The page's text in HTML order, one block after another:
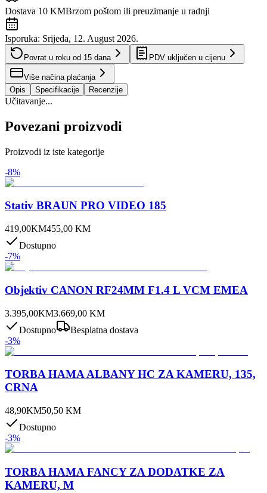
Dostava 10 KMBrzom poštom ili preuzimanje u radnji
Isporuka: Srijeda, 12. August 2026.
Povrat u roku od 15 dana PDV uključen u cijenu
Više načina plaćanja
Opis
Specifikacije Recenzije
Učitavanje...
Povezani proizvodi
Proizvodi iz iste kategorije
-8%
Stativ BRAUN PRO VIDEO 185
419,00KM455,00 KM
Dostupno
-7%
Objektiv CANON RF24MM F1.4 L VCM EMEA
3.395,00KM3.669,00 KM
Dostupno
Besplatna dostava
-3%
TORBA HAMA ALBANY HC ZA KAMERU, 135,
CRNA
48,90KM50,50 KM
Dostupno
-3%
TORBA HAMA FANCY ZA DODATKE ZA
KAMERU, M